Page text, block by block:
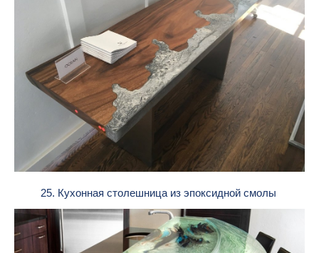
25. Кухонная столешница из эпоксидной смолы